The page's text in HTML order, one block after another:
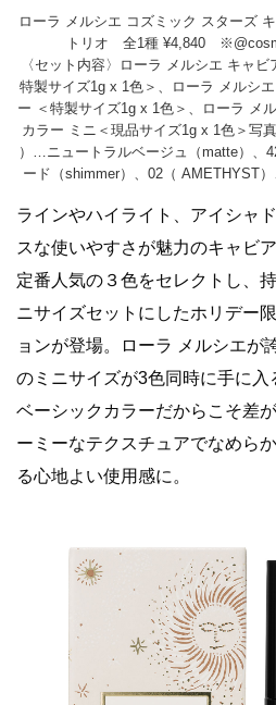
ローラ メルシエ コズミック スターズ
トリオ 全1種 ¥4,840
〈セット内容〉ローラ メルシエ キャ
特製サイズ1g x 1色＞、ローラ メルシ
ー ＜特製サイズ1g x 1色＞、ローラ メ
カラー ミニ＜現品サイズ1g x 1色＞写
）…ニュートラルベージュ（matte）、
ード（shimmer）、02（ AMETHYST
ラインやハイライト、アイシャ
スな使いやすさが魅力のキャビ
定番人気の３色をセレクトし、
ニサイズセットにしたホリデー
ョンが登場。ローラ メルシエが
のミニサイズが3色同時に手に入
ベーシックカラーだからこそ差
ーミーなテクスチュアでなめら
る心地よい使用感に。